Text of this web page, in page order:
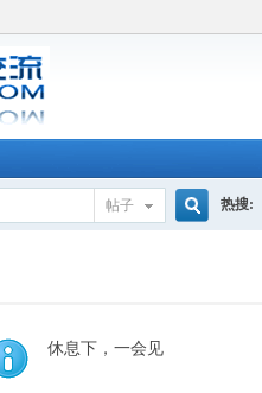
帖子 热搜:
休息下，一会见